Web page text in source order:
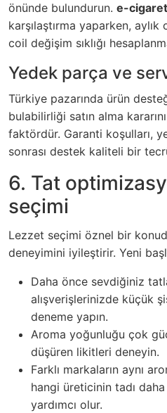
önünde bulundurun. e-
karşılaştırma yaparken,
coil değişim sıklığı
Yedek parça ve
Türkiye pazarında ürün
bulabilirliği satın alma
faktördür. Garanti koşulları,
sonrası destek kaliteli bir
6. Tat
seçimi
Lezzet seçimi öznel bir
deneyimini iyileştirir. Yeni
Daha önce sevdiğiniz
alışverişlerinizde küçük
deneme yapın.
Aroma yoğunluğu çok
düşüren likitleri deneyin.
Farklı markaların aynı
hangi üreticinin tadı
yardımcı olur.